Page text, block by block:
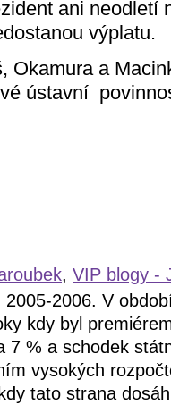
ani neodletí
výplatu.
Okamura a
ústavní
, VIP blogy -
2006. V
kdy byl
7 % a schodek
vysokých
tato strana